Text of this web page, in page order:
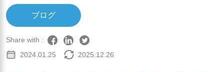
ブログ
Share with :
2024.01.25
2025.12.26